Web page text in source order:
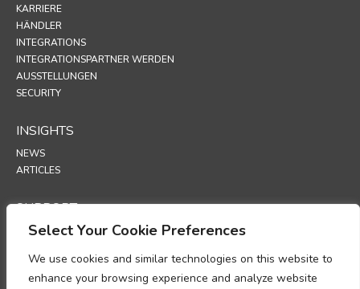
Select Your Cookie Preferences
We use cookies and similar technologies on this website to
enhance your browsing experience and analyze website
KARRIERE
HÄNDLER
INTEGRATIONS
INTEGRATIONSPARTNER WERDEN
AUSSTELLUNGEN
SECURITY
INSIGHTS
NEWS
ARTICLES
SUPPORT
TECHNICAL PORTAL
POLICIES